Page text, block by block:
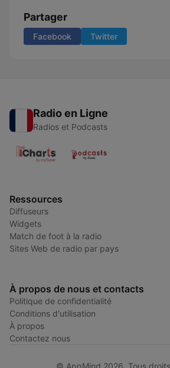
Partager
Facebook Twitter
Radio en Ligne
Radios et Podcasts
Ressources
Diffuseurs
Widgets
Match de foot à la radio
Sites Web de radio par pays
À propos de nous et contacts
Politique de confidentialité
Conditions d'utilisation
À propos
Contactez nous
© AppMind 2026. Tous